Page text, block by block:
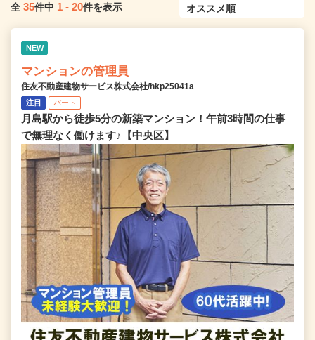
全 35件中 1 - 20件を表示
NEW
マンションの管理員
住友不動産建物サービス株式会社/hkp25041a
注目 パート
月島駅から徒歩5分の新築マンション！午前3時間の仕事
で無理なく働けます♪【中央区】